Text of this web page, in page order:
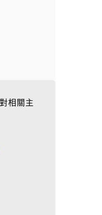
相關主